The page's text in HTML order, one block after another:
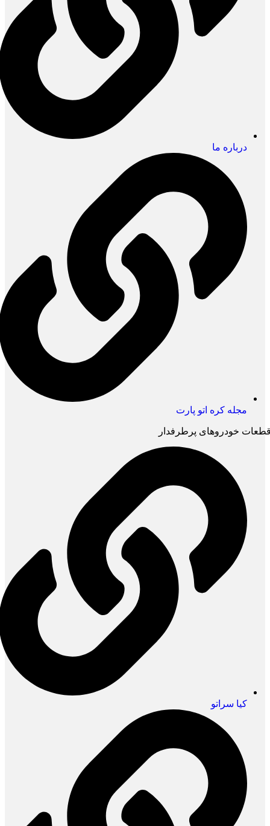
درباره ما
مجله کره اتو پارت
خودروهای پرطرفدار
کیا سراتو